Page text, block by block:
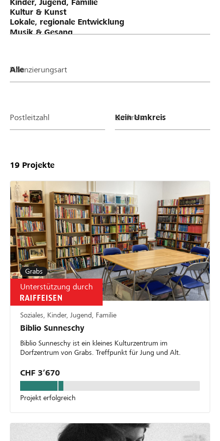
Finanzierungsart
Postleitzahl Umkreis
19 Projekte
Grabs
Unterstützung durch
Soziales, Kinder, Jugend, Familie
Biblio Sunneschy
Biblio Sunneschy ist ein kleines Kulturzentrum im
Dorfzentrum von Grabs. Treffpunkt für Jung und Alt.
CHF 3’670
Projekt erfolgreich